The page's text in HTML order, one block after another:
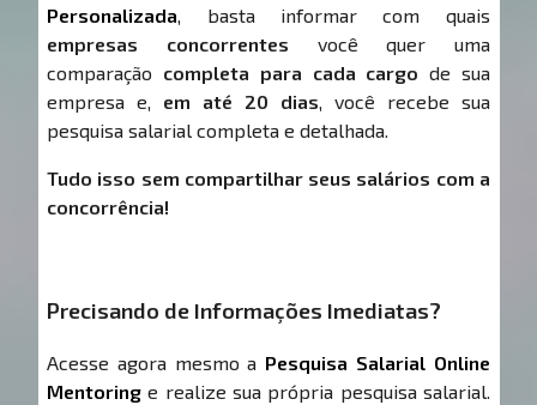
Personalizada, basta informar com quais
empresas concorrentes você quer uma
comparação completa para cada cargo de sua
empresa e, em até 20 dias, você recebe sua
pesquisa salarial completa e detalhada.
Tudo isso sem compartilhar seus salários com a
concorrência!
Precisando de Informações Imediatas?
Acesse agora mesmo a Pesquisa Salarial Online
Mentoring e realize sua própria pesquisa salarial.